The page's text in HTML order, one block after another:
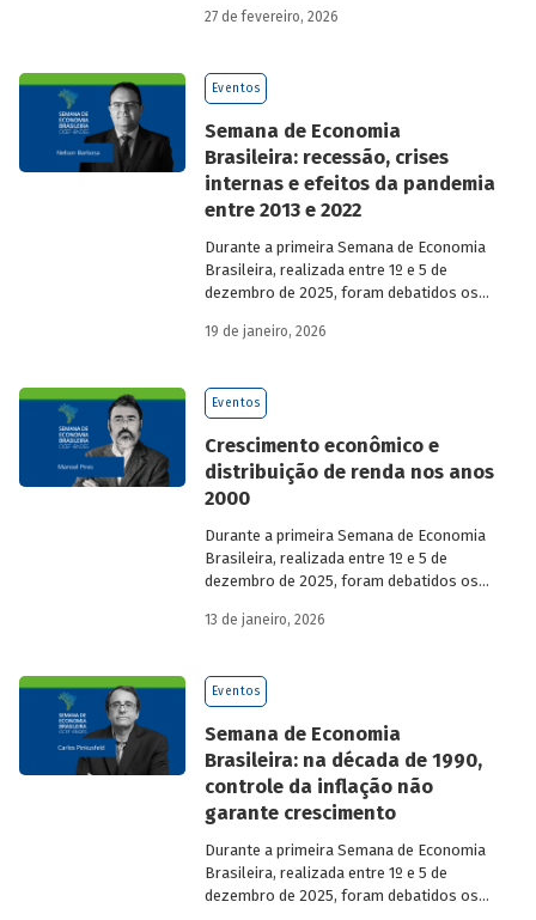
período de 2025 a 2029.
27 de fevereiro, 2026
Eventos
Semana de Economia
Brasileira: recessão, crises
internas e efeitos da pandemia
entre 2013 e 2022
Durante a primeira Semana de Economia
Brasileira, realizada entre 1º e 5 de
dezembro de 2025, foram debatidos os
economia do país nos últimos 40 anos,
economistas renomados.
19 de janeiro, 2026
Eventos
Crescimento econômico e
distribuição de renda nos anos
2000
Durante a primeira Semana de Economia
Brasileira, realizada entre 1º e 5 de
dezembro de 2025, foram debatidos os
economia do país nos últimos 40 anos,
economistas renomados.
13 de janeiro, 2026
Eventos
Semana de Economia
Brasileira: na década de 1990,
controle da inflação não
garante crescimento
Durante a primeira Semana de Economia
Brasileira, realizada entre 1º e 5 de
dezembro de 2025, foram debatidos os